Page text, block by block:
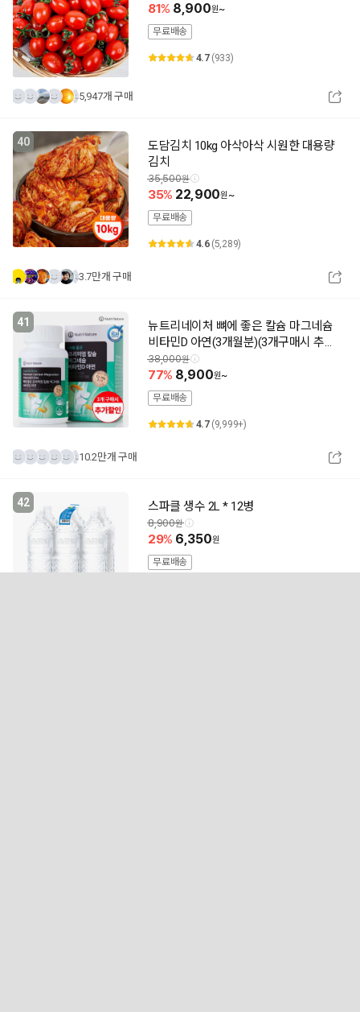
81 8,900
~
무료배송
4.7 (933)
5,947개 구매
40
도담김치 10kg 아삭아삭 시원한 대용량
김치
35,500
35 22,900
~
무료배송
4.6 (5,289)
3.7만개 구매
41
뉴트리네이처 뼈에 좋은 칼슘 마그네슘
비타민D 아연(3개월분)(3개구매시 추가
할인)
38,000
77 8,900
~
무료배송
4.7 (9,999+)
10.2만개 구매
42 스파클 생수 2L * 12병
8,900
29 6,350
무료배송